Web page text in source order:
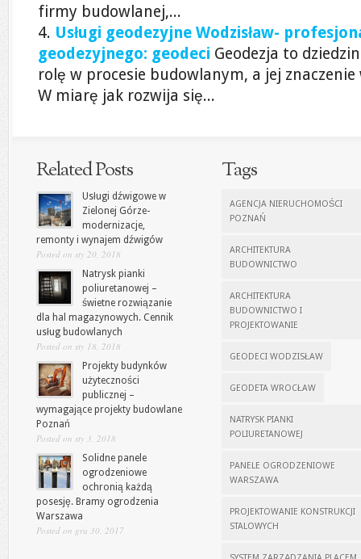
firmy budowlanej,...
Usługi geodezyjne Wodzisław-
geodezyjnego: geodeci Geodezja to
rolę w procesie budowlanym, a jej znaczenie
W miarę jak rozwija się...
Related Posts
Usługi dźwigowe w
Zielonej Górze-
modernizacje,
remonty i wynajem dźwigów
Posted on sty 20, 2018
Natrysk pianki
poliuretanowej –
świetne rozwiązanie
dla hal magazynowych. Cennik
usług budowlanych
Posted on sty 18, 2018
Projekty budynków
użyteczności
publicznej –
wymagające projekty budowlane
Poznań
Posted on sty 3, 2018
Solidne panele
ogrodzeniowe
ochronią każdą
posesję. Bramy ogrodzenia
Warszawa
Posted on gru 30, 2017
Tags
AGENCJA NIERUCHOMOŚCI
POZNAŃ
ARCHITEKTURA
BUDOWNICTWO
ARCHITEKTURA
BUDOWNICTWO I
PROJEKTOWANIE
GEODECI WODZISŁAW
GEODETA WROCŁAW
NATRYSK PIANKI
POLIURETANOWEJ
PANELE OGRODZENIOWE
WARSZAWA
PROJEKTOWANIE KONSTRUKCJI
STALOWYCH